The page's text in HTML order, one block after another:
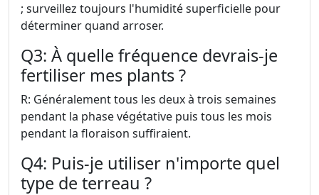
; surveillez toujours l'humidité superficielle pour
déterminer quand arroser.
Q3: À quelle fréquence devrais-je
fertiliser mes plants ?
R: Généralement tous les deux à trois semaines
pendant la phase végétative puis tous les mois
pendant la floraison suffiraient.
Q4: Puis-je utiliser n'importe quel
type de terreau ?